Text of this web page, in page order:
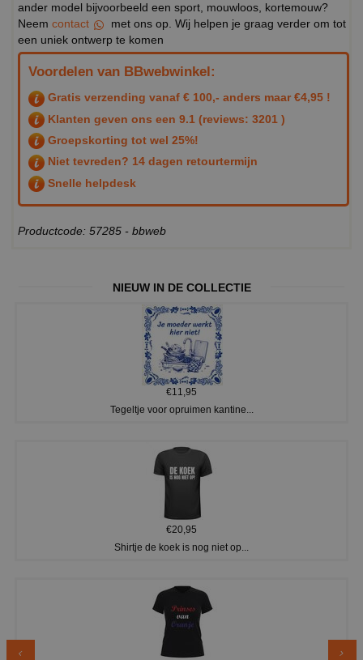
ander model bijvoorbeeld een sport, mouwloos, kortemouw?
Neem contact
met ons op. Wij helpen je graag verder om tot
een uniek ontwerp te komen
Voordelen van BBwebwinkel:
Gratis verzending vanaf € 100,- anders maar €4,95 !
Klanten geven ons een 9.1 (reviews: 3201 )
Groepskorting tot wel 25%!
Niet tevreden? 14 dagen retourtermijn
Snelle helpdesk
Productcode: 57285 - bbweb
NIEUW IN DE COLLECTIE
€11,95
Tegeltje voor opruimen kantine...
€20,95
Shirtje de koek is nog niet op...